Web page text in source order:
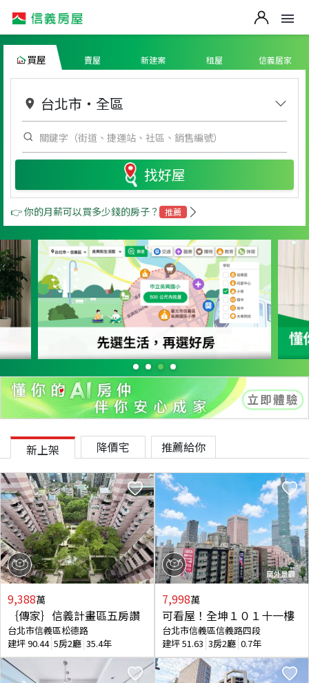
買屋 賣屋 新建案 租屋 信義居家
台北市 ・ 全區
找好屋
👉 你的月薪可以買多少錢的房子？ 推薦
新上架 降價宅 推薦給你
9,388萬
｛傳家｝信義計畫區五房讚
台北市信義區松德路
建坪90.44 5房2廳 35.4年
7,998萬
可看屋！全坤１０１十一樓
台北市信義區信義路四段
建坪51.63 3房2廳 0.7年